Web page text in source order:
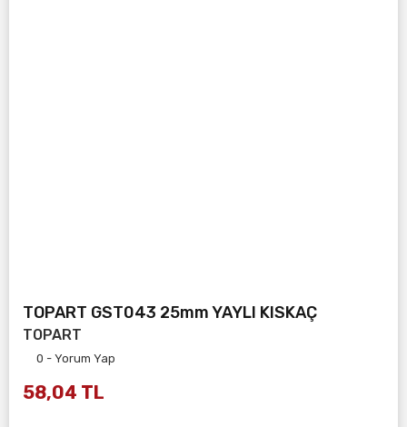
TOPART GST043 25mm YAYLI KISKAÇ
TOPART
0 - Yorum Yap
58,04 TL